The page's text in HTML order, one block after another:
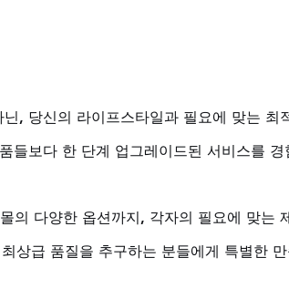
, 당신의 라이프스타일과 필요에 맞는 최
들보다 한 단계 업그레이드된 서비스를 경
의 다양한 옵션까지, 각자의 필요에 맞는
상급 품질을 추구하는 분들에게 특별한 만